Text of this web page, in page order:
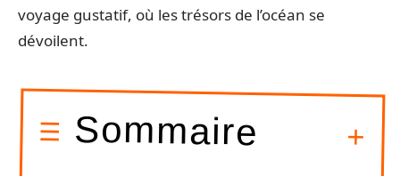
voyage gustatif, où les trésors de l’océan se
dévoilent.
Sommaire